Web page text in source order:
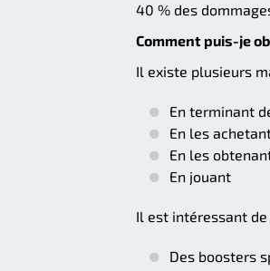
40 % des
Comment puis-je
Il existe plusieurs
En terminant
En les
En les
En jouant
Il est intéressant de
Des boosters